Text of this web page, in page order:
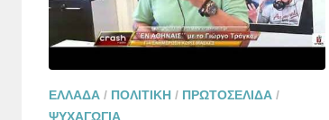
ΕΛΛΑΔΑ / ΠΟΛΙΤΙΚΗ / ΠΡΩΤΟΣΕΛΙΔΑ /
ΨΥΧΑΓΩΓΙΑ